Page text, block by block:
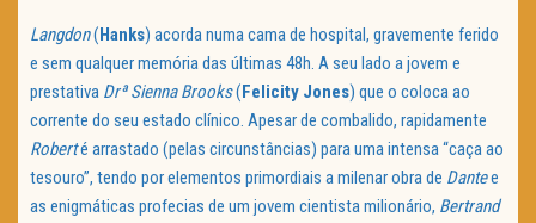
Langdon(Hanks) acorda numa cama de hospital, gravemente ferido
e sem qualquer memória das últimas 48h. A seu lado a jovem e
prestativa Drª Sienna Brooks(Felicity Jones) que o coloca ao
corrente do seu estado clínico. Apesar de combalido, rapidamente
Roberté arrastado (pelas circunstâncias) para uma intensa “caça ao
tesouro”, tendo por elementos primordiais a milenar obra de Dantee
as enigmáticas profecias de um jovem cientista milionário, Bertrand